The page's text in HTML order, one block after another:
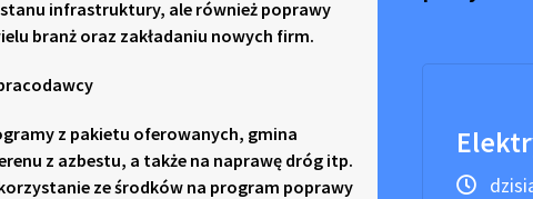
infrastruktury, ale również poprawy
branż oraz zakładaniu nowych firm.
z pakietu oferowanych, gmina
z azbestu, a także na naprawę dróg itp.
ze środków na program poprawy